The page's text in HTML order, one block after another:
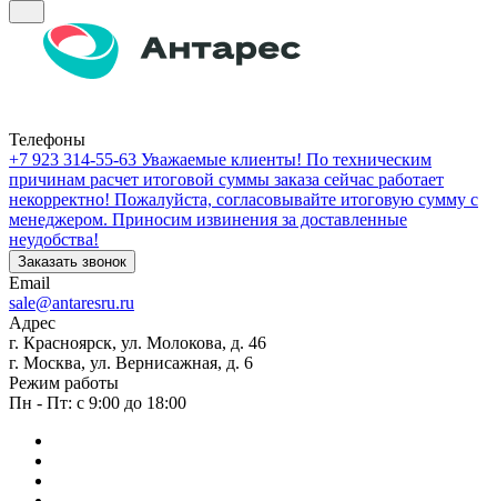
Телефоны
+7 923 314-55-63 Уважаемые клиенты! По техническим
причинам расчет итоговой суммы заказа сейчас работает
некорректно! Пожалуйста, согласовывайте итоговую сумму с
менеджером. Приносим извинения за доставленные
неудобства!
Заказать звонок
Email
sale@antaresru.ru
Адрес
г. Красноярск, ул. Молокова, д. 46
г. Москва, ул. Вернисажная, д. 6
Режим работы
Пн - Пт: с 9:00 до 18:00